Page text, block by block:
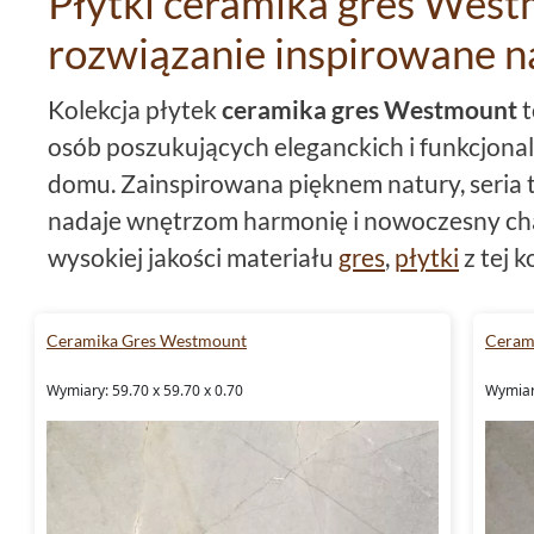
rozwiązanie inspirowane
Kolekcja płytek ceramika gres Westmount
osób poszukujących eleganckich i
domu. Zainspirowana pięknem natury,
nadaje wnętrzom harmonię i nowoczesny
wysokiej jakości materiału gres, płytki z tej
Dominujące w kolekcji odcienie szarości i
elegancji. Płytki w formacie
o
się znakomicie w każdej przestrzeni, a ich
naturalny charakter inspirowany strukturą
Westmount spełnia wymagania użytkowe
Ceramika Gres Westmount
Wymiary: 59.70 x 59.70 x 0.70